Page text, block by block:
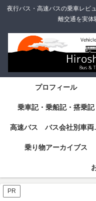
夜行バス・高速バスの乗車レビ
離交通を実体
プロフィール
乗車記・乗船記・搭乗記
高速バス
乗り物アーカイブス
PR